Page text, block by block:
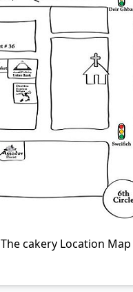
The cakery Location Map